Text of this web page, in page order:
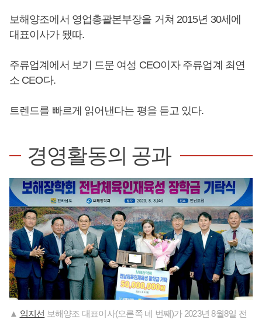
보해양조에서 영업총괄본부장을 거쳐 2015년 30세에
대표이사가 됐따.
주류업계에서 보기 드문 여성 CEO이자 주류업계 최연
소 CEO다.
트렌드를 빠르게 읽어낸다는 평을 듣고 있다.
경영활동의 공과
▲ 임지선 보해양조 대표이사(오른쪽 네 번째)가 2023년 8월8일 전